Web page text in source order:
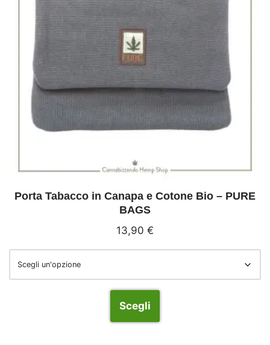
Porta Tabacco in Canapa e Cotone Bio – PURE
BAGS
13,90 €
Scegli